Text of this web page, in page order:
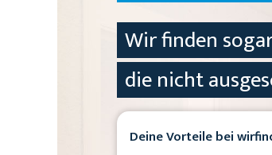
Wir finden
die nicht
Deine Vorteile bei